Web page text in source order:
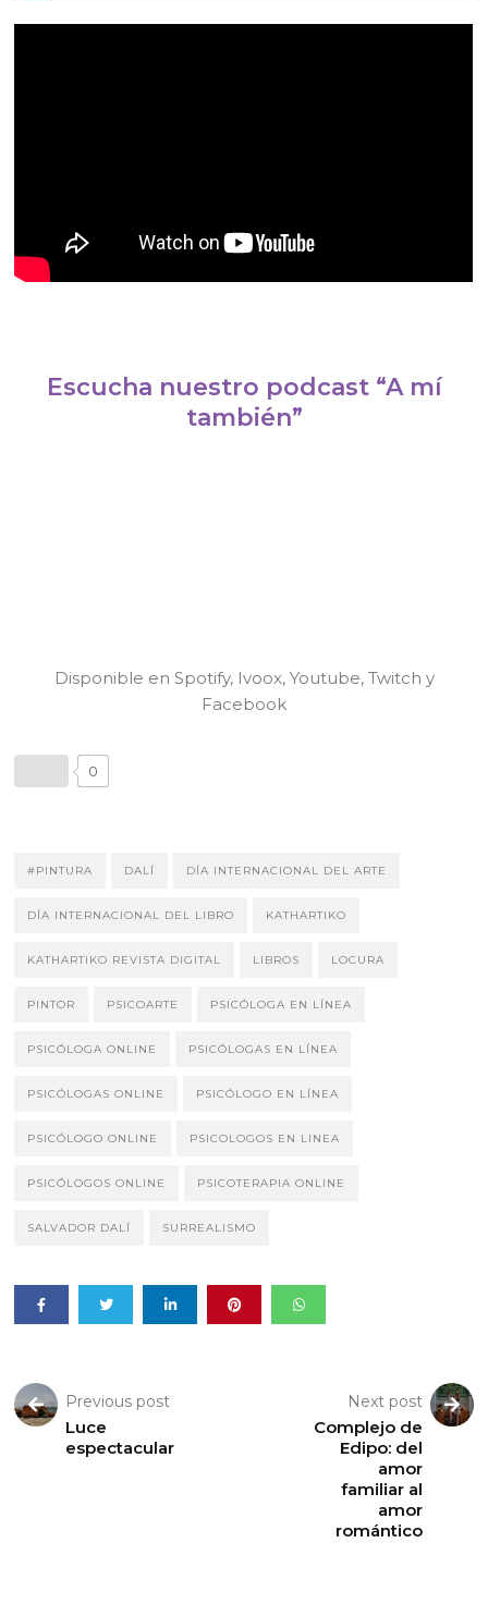
Escucha nuestro podcast “A mí
también”
Disponible en Spotify, Ivoox, Youtube, Twitch y
Facebook
0
#PINTURA DALÍ DÍA INTERNACIONAL DEL ARTE
DÍA INTERNACIONAL DEL LIBRO KATHARTIKO
KATHARTIKO REVISTA DIGITAL LIBROS LOCURA
PINTOR PSICOARTE PSICÓLOGA EN LÍNEA
PSICÓLOGA ONLINE PSICÓLOGAS EN LÍNEA
PSICÓLOGAS ONLINE PSICÓLOGO EN LÍNEA
PSICÓLOGO ONLINE PSICOLOGOS EN LINEA
PSICÓLOGOS ONLINE PSICOTERAPIA ONLINE
SALVADOR DALÍ SURREALISMO
Previous post
Luce
espectacular
Next post
Complejo de
Edipo: del
amor
familiar al
amor
romántico